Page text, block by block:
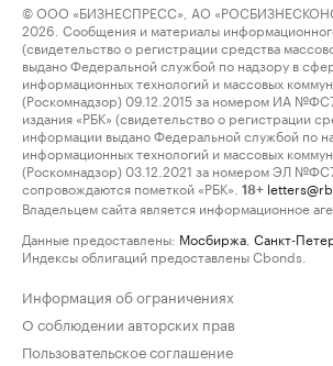
© ООО «БИЗНЕСПРЕСС», АО
2026. Сообщения и материалы
(свидетельство о регистрации средства
выдано Федеральной службой по надзору в
информационных технологий и массовых
(Роскомнадзор) 09.12.2015 за номером ИА
издания «РБК» (свидетельство о регистрации
информации выдано Федеральной службой по
информационных технологий и массовых
(Роскомнадзор) 03.12.2021 за номером ЭЛ
сопровождаются пометкой «РБК».
18+
Владельцем сайта является информационное
Данные предоставлены: Мосбиржа Санкт-
Индексы облигаций предоставлены Cbonds.
Информация об ограничениях
О соблюдении авторских прав
Пользовательское соглашение